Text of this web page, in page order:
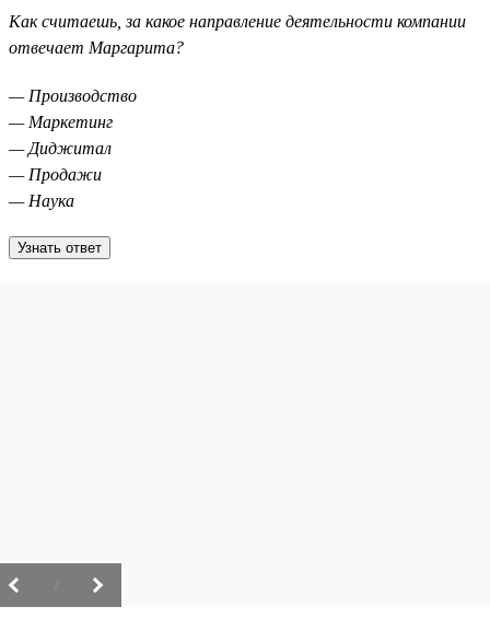
Как считаешь, за какое направление деятельности компании
отвечает Маргарита?
— Производство
— Маркетинг
— Диджитал
— Продажи
— Наука
Узнать ответ